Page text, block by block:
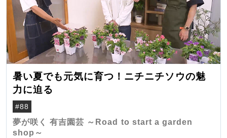
暑い夏でも元気に育つ！ニチニチソウの魅
力に迫る
#88
夢が咲く 有吉園芸 ～Road to start a garden
shop～